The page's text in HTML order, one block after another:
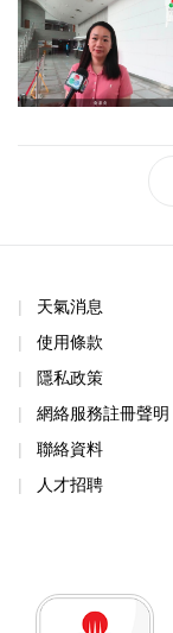
天氣消息
使用條款
隱私政策
網絡服務註冊聲明
聯絡資料
人才招聘